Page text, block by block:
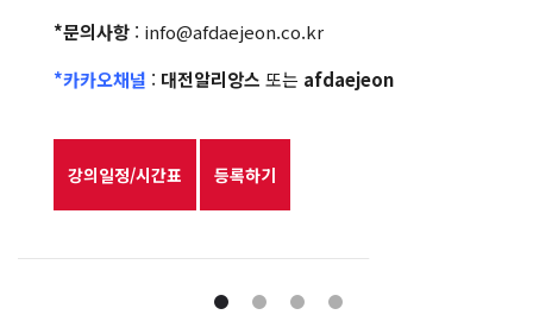
*문의사항 : info@afdaejeon.co.kr
*카카오채널 : 대전알리앙스 또는 afdaejeon
강의일정/시간표 등록하기